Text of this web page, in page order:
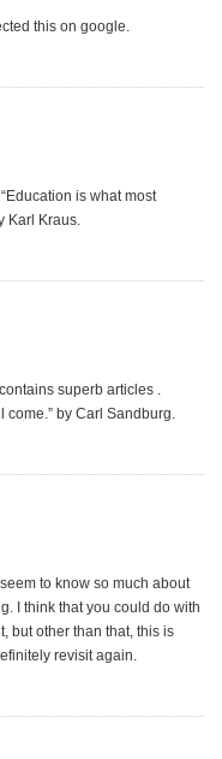
this on google.
is what most
Karl Kraus.
superb articles .
come.” by Carl Sandburg.
to know so much about
I think that you could do with
but other than that, this is
revisit again.